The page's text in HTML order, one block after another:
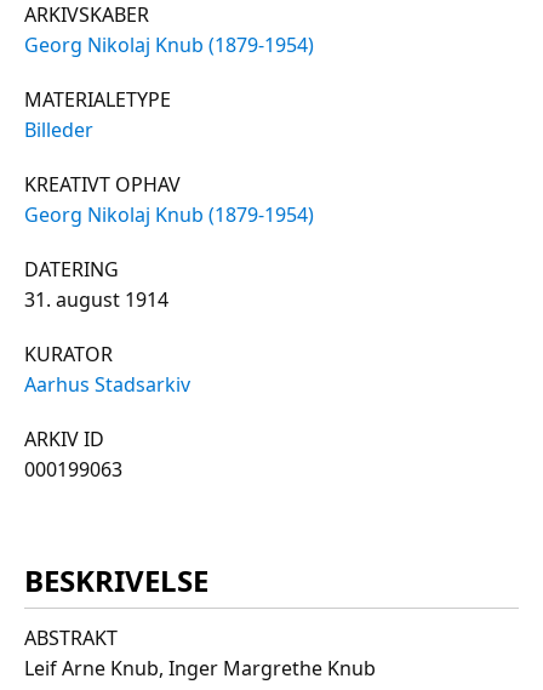
ARKIVSKABER
Georg Nikolaj Knub (1879-1954)
MATERIALETYPE
Billeder
KREATIVT OPHAV
Georg Nikolaj Knub (1879-1954)
DATERING
31. august 1914
KURATOR
Aarhus Stadsarkiv
ARKIV ID
000199063
BESKRIVELSE
ABSTRAKT
Leif Arne Knub, Inger Margrethe Knub